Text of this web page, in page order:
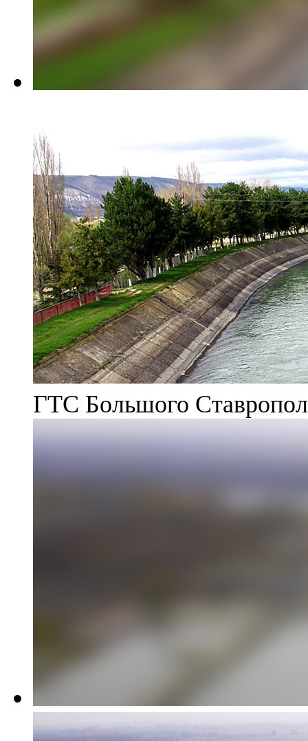
ГТС Большого